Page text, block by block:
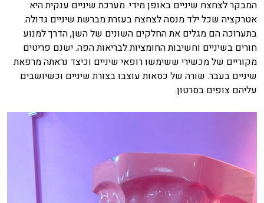
המבקר לצחצח שיניים באופן מידי. מערכת שיניים ענקית היא
אטרקציה שכל ילד מנסה לצחצח בעזרת מברשת שיניים גדולה.
בתערוכה הם מגלים את החלקים השונים של השן, הדרך למנוע
חורים בשיניים וחשיבות החומציות לבריאות הפה. ישנם פריטים
מקוריים של מכשירי ששימשו רופאי שיניים וכיצד נראתה מרפאת
שיניים בעבר. שורה של כסאות עוצבו בצורת שיניים וכשיושבים
עליהם צופים בסרטון.